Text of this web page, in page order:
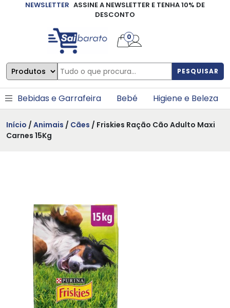
NEWSLETTER ASSINE A NEWSLETTER E TENHA 10% DE
DESCONTO
PESQUISAR
0
Bebidas e Garrafeira Bebé Higiene e Beleza
Início / Animais / Cães / Friskies Ração Cão Adulto Maxi
Carnes 15Kg